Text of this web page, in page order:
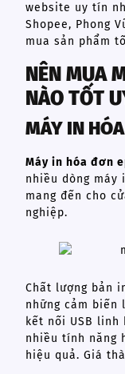
website uy tín
Shopee, Phong
mua sản phẩm
NÊN MUA
NÀO TỐT
MÁY IN
Máy in hóa đơn
nhiều dòng máy
mang đến cho
nghiệp.
Chất lượng bản
những cảm biến
kết nối USB linh
nhiều tính năng
hiệu quả. Giá